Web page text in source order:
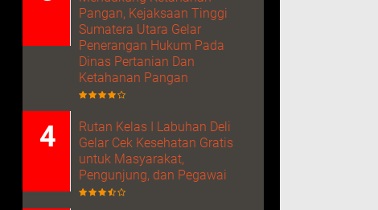
Pangan, Kejaksaan Tinggi
Sumatera Utara Gelar
Penerangan Hukum Pada
Dinas Pertanian Dan
Ketahanan Pangan
Rutan Kelas I Labuhan Deli
Gelar Cek Kesehatan Gratis
untuk Masyarakat,
Pengunjung, dan Pegawai